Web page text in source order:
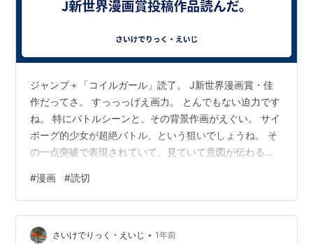
ジャンプ＋「コイルガール」読了。 J新世界漫画賞・佳
作だってさ。 すっっっげえ画力。 とんでもない迫力です
ね。 特にバトルシーンと、その背景作画がえぐい。 サイ
ボーグ的少女が超絶バトル、という狙いでしょうね。 そ
の一点突破で表現されていて、見ていて意図が伝わる。
画は、もうそれだけで面白い。 人物の作画は、まだまだ
伸びしろありそう。 可愛い女の子がバトるよ、というと
ころを伸ばして欲しい。 まあ、結局このタイプの作者は
「作者が好きなものを徹底的に伸ばす」 というのが唯一
#漫画 #読切
さいけでりっく・えいじ • 1年前